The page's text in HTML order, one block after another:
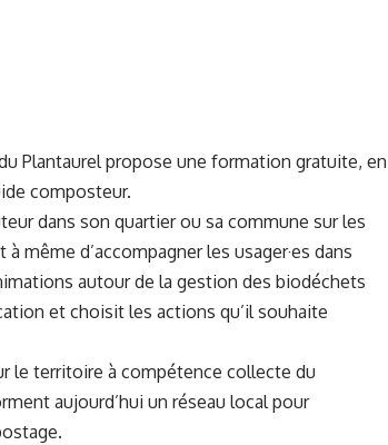
Plantaurel propose une formation gratuite, en
composteur.
dans son quartier ou sa commune sur les
même d’accompagner les usager·es dans
autour de la gestion des biodéchets
et choisit les actions qu’il souhaite
le territoire à compétence collecte du
aujourd’hui un réseau local pour